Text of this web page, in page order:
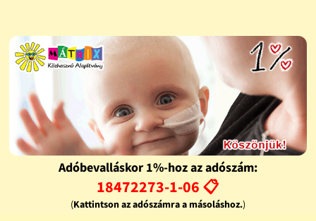
Adóbevalláskor 1%-hoz az adószám:
18472273-1-06 📋
(Kattintson az adószámra a másoláshoz.)